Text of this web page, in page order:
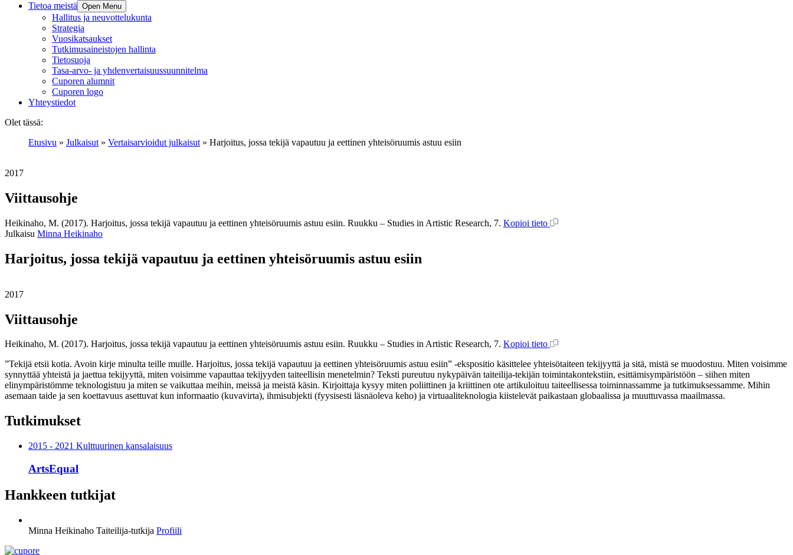
Tietoa meistä Open Menu
Hallitus ja neuvottelukunta
Strategia
Vuosikatsaukset
Tutkimusaineistojen hallinta
Tietosuoja
Tasa-arvo- ja yhdenvertaisuussuunnitelma
Cuporen alumnit
Cuporen logo
Yhteystiedot
Olet tässä:
Etusivu » Julkaisut » Vertaisarvioidut julkaisut » Harjoitus, jossa tekijä vapautuu ja eettinen yhteisöruumis astuu esiin
2017
Viittausohje
Heikinaho, M. (2017). Harjoitus, jossa tekijä vapautuu ja eettinen yhteisöruumis astuu esiin. Ruukku – Studies in Artistic Research, 7. Kopioi tieto
Julkaisu Minna Heikinaho
Harjoitus, jossa tekijä vapautuu ja eettinen yhteisöruumis astuu esiin
2017
Viittausohje
Heikinaho, M. (2017). Harjoitus, jossa tekijä vapautuu ja eettinen yhteisöruumis astuu esiin. Ruukku – Studies in Artistic Research, 7. Kopioi tieto
”Tekijä etsii kotia. Avoin kirje minulta teille muille. Harjoitus, jossa tekijä vapautuu ja eettinen yhteisöruumis astuu esiin” -ekspositio käsittelee yhteisötaiteen tekijyyttä ja sitä, mistä se muodostuu. Miten voisimme
synnyttää yhteistä ja jaettua tekijyyttä, miten voisimme vapauttaa tekijyyden taiteellisin menetelmin? Teksti pureutuu nykypäivän taiteilija-tekijän toimintakontekstiin, esittämisympäristöön – siihen miten
elinympäristömme teknologistuu ja miten se vaikuttaa meihin, meissä ja meistä käsin. Kirjoittaja kysyy miten poliittinen ja kriittinen ote artikuloituu taiteellisessa toiminnassamme ja tutkimuksessamme. Mihin
asemaan taide ja sen koettavuus asettuvat kun informaatio (kuvavirta), ihmisubjekti (fyysisesti läsnäoleva keho) ja virtuaaliteknologia kiistelevät paikastaan globaalissa ja muuttuvassa maailmassa.
Tutkimukset
2015 - 2021 Kulttuurinen kansalaisuus
ArtsEqual
Hankkeen tutkijat
Minna Heikinaho Taiteilija-tutkija Profiili